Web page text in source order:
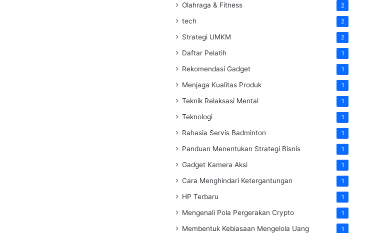
Olahraga & Fitness 2
tech 2
Strategi UMKM 2
Daftar Pelatih 1
Rekomendasi Gadget 1
Menjaga Kualitas Produk 1
Teknik Relaksasi Mental 1
Teknologi 1
Rahasia Servis Badminton 1
Panduan Menentukan Strategi Bisnis 1
Gadget Kamera Aksi 1
Cara Menghindari Ketergantungan 1
HP Terbaru 1
Mengenali Pola Pergerakan Crypto 1
Membentuk Kebiasaan Mengelola Uang 1